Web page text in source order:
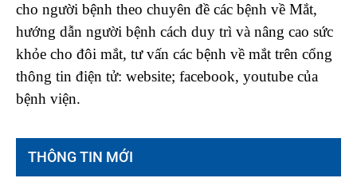
cho người bệnh theo chuyên đề các bệnh về Mắt,
hướng dẫn người bệnh cách duy trì và nâng cao sức
khỏe cho đôi mắt, tư vấn các bệnh về mắt trên cổng
thông tin điện tử: website; facebook, youtube của
bệnh viện.
THÔNG TIN MỚI